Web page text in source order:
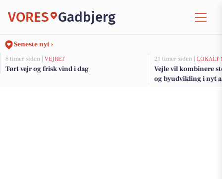
VORES Gadbjerg
Seneste nyt ›
8 timer siden | VEJRET
Tørt vejr og frisk vind i dag
21 timer siden | LOKALT
Vejle vil kombinere
og byudvikling i nyt
fjorden